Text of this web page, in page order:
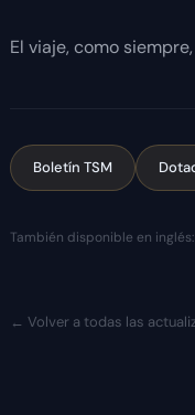
El viaje, como
Boletín TSM
También disponible en inglés:
← Volver a todas las